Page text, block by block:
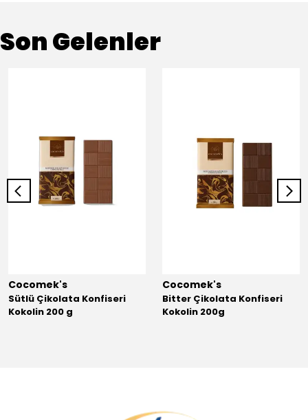
Son Gelenler
Cocomek's
Sütlü Çikolata Konfiseri
Kokolin 200 g
Cocomek's
Bitter Çikolata Konfiseri
Kokolin 200g